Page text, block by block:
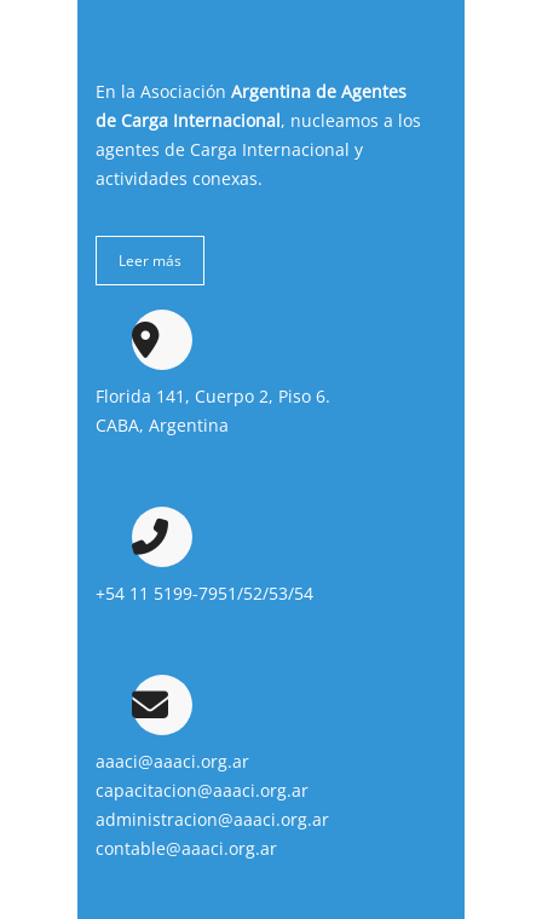
En la Asociación Argentina de Agentes
de Carga Internacional, nucleamos a los
agentes de Carga Internacional y
actividades conexas.
Leer más
Florida 141, Cuerpo 2, Piso 6.
CABA, Argentina
+54 11 5199-7951/52/53/54
aaaci@aaaci.org.ar
capacitacion@aaaci.org.ar
administracion@aaaci.org.ar
contable@aaaci.org.ar